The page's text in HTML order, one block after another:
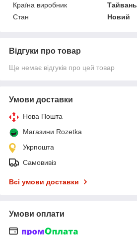
Країна виробник
Тайвань
Стан
Новий
Відгуки про товар
Ще немає відгуків про цей товар
Умови доставки
Нова Пошта
Магазини Rozetka
Укрпошта
Самовивіз
Всі умови доставки
Умови оплати